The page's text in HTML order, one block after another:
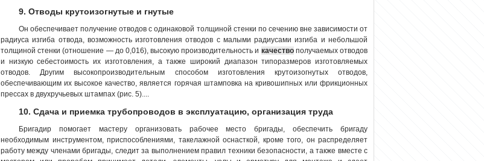
9. Отводы крутоизогнутые и гнутые
Он обеспечивает получение отводов с одинаковой толщиной стенки по сечению вне зависимости от
радиуса изгиба отвода, возможность изготовления отводов с малыми радиусами изгиба и небольшой
толщиной стенки (отношение — до 0,016), высокую производительность и качествополучаемых отводов
и низкую себестоимость их изготовления, а также широкий диапазон типоразмеров изготовляемых
отводов. Другим высокопроизводительным способом изготовления крутоизогнутых отводов,
обеспечивающим их высокое качество, является горячая штамповка на кривошипных или фрикционных
прессах в двухручьевых штампах (рис. 5)....
10. Сдача и приемка трубопроводов в эксплуатацию, организация труда
Бригадир помогает мастеру организовать рабочее место бригады, обеспечить бригаду
необходимым инструментом, приспособлениями, такелажной оснасткой, кроме того, он распределяет
работу между членами бригады, следит за выполнением правил техники безопасности, а также вместе с